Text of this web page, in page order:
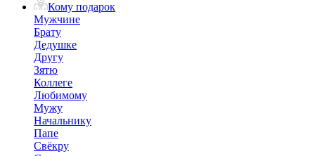
Кому подарок
Мужчине
Брату
Дедушке
Другу
Зятю
Коллеге
Любимому
Мужу
Начальнику
Папе
Свёкру